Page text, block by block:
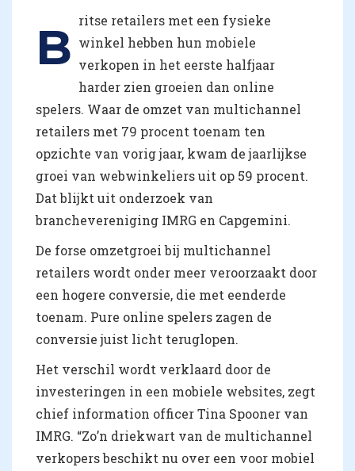
B ritse retailers met een fysieke
winkel hebben hun mobiele
verkopen in het eerste halfjaar
harder zien groeien dan online
spelers. Waar de omzet van multichannel
retailers met 79 procent toenam ten
opzichte van vorig jaar, kwam de jaarlijkse
groei van webwinkeliers uit op 59 procent.
Dat blijkt uit onderzoek van
branchevereniging IMRG en Capgemini.
De forse omzetgroei bij multichannel
retailers wordt onder meer veroorzaakt door
een hogere conversie, die met eenderde
toenam. Pure online spelers zagen de
conversie juist licht teruglopen.
Het verschil wordt verklaard door de
investeringen in een mobiele websites, zegt
chief information officer Tina Spooner van
IMRG. “Zo’n driekwart van de multichannel
verkopers beschikt nu over een voor mobiel